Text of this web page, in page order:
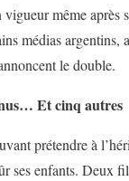
vigueur même après
médias argentins,
le double.
Et cinq autres
prétendre à
ses enfants. Deux